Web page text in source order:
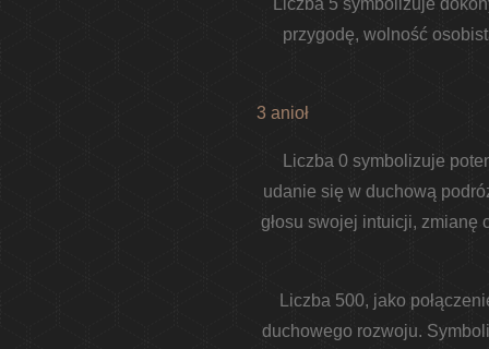
Liczba 5 symbolizuje
przygodę, wolność
3 anioł
Liczba 0 symbolizuje
udanie się w duchową
głosu swojej intuicji, zmianę
Liczba 500, jako
duchowego rozwoju.